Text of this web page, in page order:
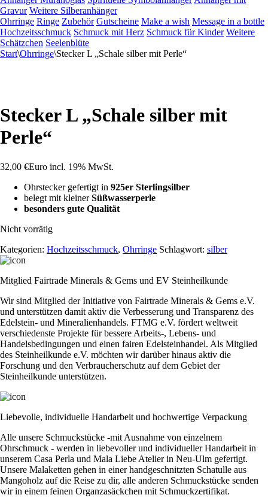
Gravur Weitere Silberanhänger
Ohrringe Ringe Zubehör Gutscheine Make a wish Message in a bottle
Hochzeitsschmuck Schmuck mit Herz Schmuck für Kinder Weitere
Schätzchen Seelenblüte
Start\Ohrringe\Stecker L „Schale silber mit Perle“
Stecker L „Schale silber mit
Perle“
32,00 €Euro incl. 19% MwSt.
Ohrstecker gefertigt in 925er Sterlingsilber
belegt mit kleinerSüßwasserperle
besonders gute Qualität
Nicht vorrätig
Kategorien: Hochzeitsschmuck, Ohrringe Schlagwort: silber
Mitglied Fairtrade Minerals & Gems und EV Steinheilkunde
Wir sind Mitglied der Initiative von Fairtrade Minerals & Gems e.V.
und unterstützen damit aktiv die Verbesserung und Transparenz des
Edelstein- und Mineralienhandels. FTMG e.V. fördert weltweit
verschiedenste Projekte für bessere Arbeits-, Lebens- und
Handelsbedingungen und einen fairen Edelsteinhandel. Als Mitglied
des Steinheilkunde e.V. möchten wir darüber hinaus aktiv die
Forschung und den Verbraucherschutz auf dem Gebiet der
Steinheilkunde unterstützen.
Liebevolle, individuelle Handarbeit und hochwertige Verpackung
Alle unsere Schmuckstücke -mit Ausnahme von einzelnem
Ohrschmuck - werden in liebevoller und individueller Handarbeit in
unserem Casa Perla und Mala Liebe Atelier in Neu-Ulm gefertigt.
Unsere Malaketten gehen in einer handgeschnitzten Schatulle aus
Mangoholz auf die Reise zu dir, alle anderen Schmuckstücke senden
wir in einem feinen Organzasäckchen mit Schmuckzertifikat.